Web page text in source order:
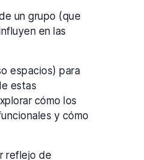
un grupo (que
en las
espacios) para
estas
cómo los
y cómo
reflejo de